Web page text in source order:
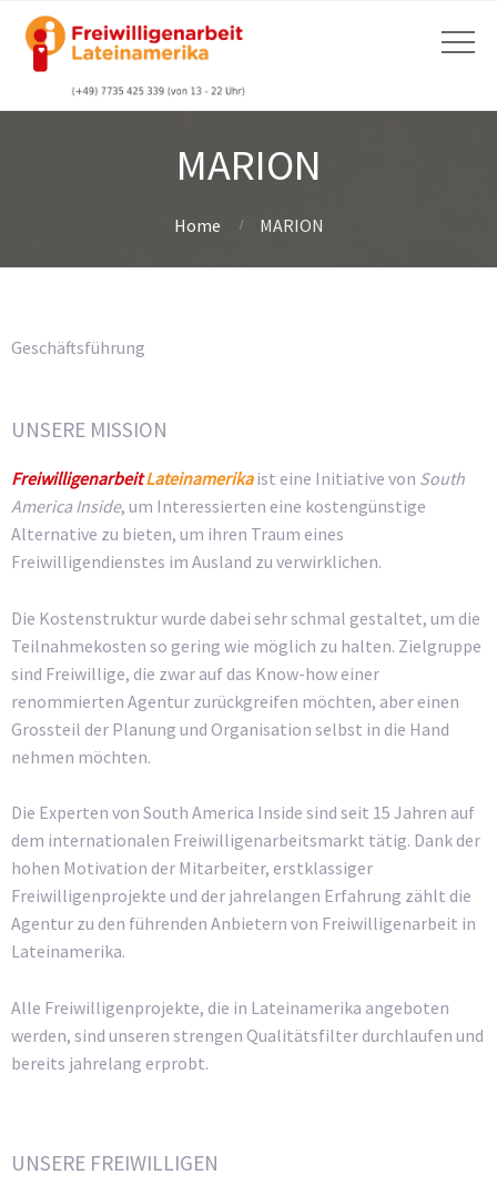
MARION
Home MARION
Geschäftsführung
UNSERE MISSION
FreiwilligenarbeitLateinamerikaist eine Initiative von South
America Inside, um Interessierten eine kostengünstige
Alternative zu bieten, um ihren Traum eines
Freiwilligendienstes im Ausland zu verwirklichen.
Die Kostenstruktur wurde dabei sehr schmal gestaltet, um die
Teilnahmekosten so gering wie möglich zu halten. Zielgruppe
sind Freiwillige, die zwar auf das Know-how einer
renommierten Agentur zurückgreifen möchten, aber einen
Grossteil der Planung und Organisation selbst in die Hand
nehmen möchten.
Die Experten von South America Inside sind seit 15 Jahren auf
dem internationalen Freiwilligenarbeitsmarkt tätig. Dank der
hohen Motivation der Mitarbeiter, erstklassiger
Freiwilligenprojekte und der jahrelangen Erfahrung zählt die
Agentur zu den führenden Anbietern von Freiwilligenarbeit in
Lateinamerika.
Alle Freiwilligenprojekte, die in Lateinamerika angeboten
werden, sind unseren strengen Qualitätsfilter durchlaufen und
bereits jahrelang erprobt.
UNSERE FREIWILLIGEN